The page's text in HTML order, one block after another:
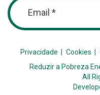
Email *
Privacidade Cookies
Reduzir a Pobreza
All